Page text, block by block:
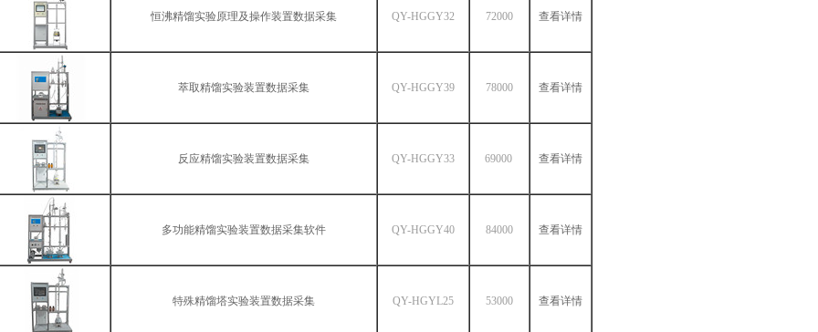
恒沸精馏实验原理及操作装置数据采集 QY-HGGY32 72000 查看详情
萃取精馏实验装置数据采集 QY-HGGY39 78000 查看详情
反应精馏实验装置数据采集 QY-HGGY33 69000 查看详情
多功能精馏实验装置数据采集软件 QY-HGGY40 84000 查看详情
特殊精馏塔实验装置数据采集 QY-HGYL25 53000 查看详情